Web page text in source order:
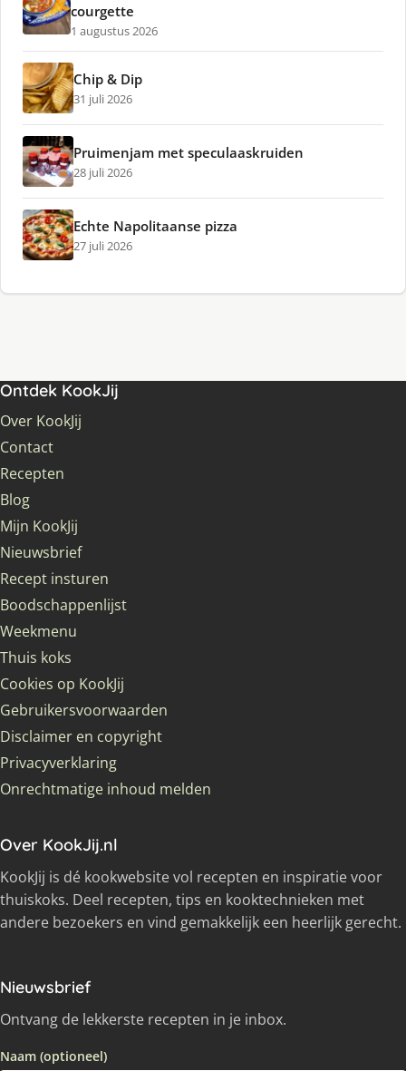
courgette
1 augustus 2026
Chip & Dip
31 juli 2026
Pruimenjam met speculaaskruiden
28 juli 2026
Echte Napolitaanse pizza
27 juli 2026
Ontdek KookJij
Over KookJij
Contact
Recepten
Blog
Mijn KookJij
Nieuwsbrief
Recept insturen
Boodschappenlijst
Weekmenu
Thuis koks
Cookies op KookJij
Gebruikersvoorwaarden
Disclaimer en copyright
Privacyverklaring
Onrechtmatige inhoud melden
Over KookJij.nl
KookJij is dé kookwebsite vol recepten en inspiratie voor
thuiskoks. Deel recepten, tips en kooktechnieken met
andere bezoekers en vind gemakkelijk een heerlijk gerecht.
Nieuwsbrief
Ontvang de lekkerste recepten in je inbox.
Naam (optioneel)